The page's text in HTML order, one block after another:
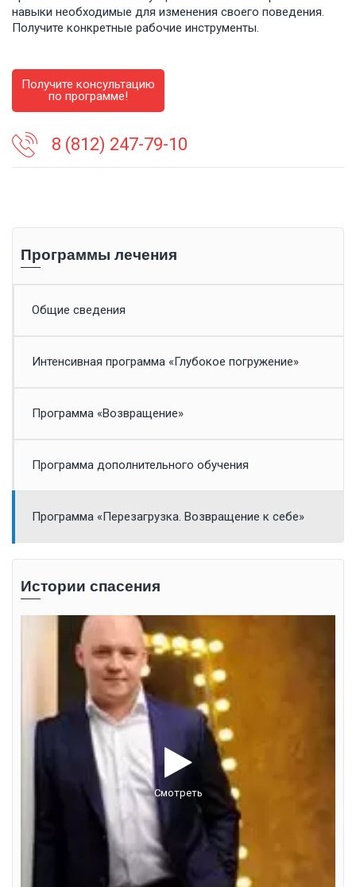
навыки необходимые для изменения своего поведения.
Получите конкретные рабочие инструменты.
Получите консультацию
по программе!
8 (812) 247-79-10
Программы лечения
Общие сведения
Интенсивная программа «Глубокое погружение»
Программа «Возвращение»
Программа дополнительного обучения
Программа «Перезагрузка. Возвращение к себе»
Истории спасения
Смотреть